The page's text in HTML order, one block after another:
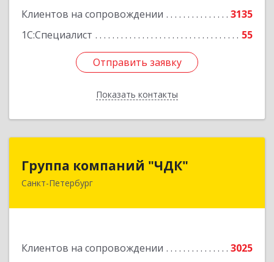
Клиентов на сопровождении
3135
1С:Специалист
55
Отправить заявку
Показать контакты
Отправить заявку
Назад
Группа компаний "ЧДК"
Санкт-Петербург
Клиентов на сопровождении 3025
Группа компаний "ЧДК"
191119, Санкт-Петербург г, вн.тер.г.
Подробнее